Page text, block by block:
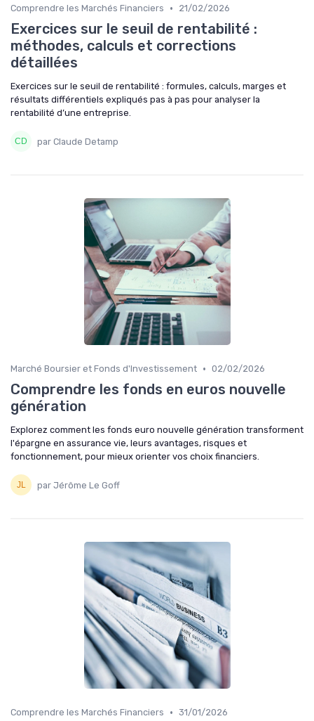
Comprendre les Marchés Financiers • 21/02/2026
Exercices sur le seuil de rentabilité :
méthodes, calculs et corrections
détaillées
Exercices sur le seuil de rentabilité : formules, calculs, marges et
résultats différentiels expliqués pas à pas pour analyser la
rentabilité d’une entreprise.
par Claude Detamp
Marché Boursier et Fonds d'Investissement • 02/02/2026
Comprendre les fonds en euros nouvelle
génération
Explorez comment les fonds euro nouvelle génération transforment
l'épargne en assurance vie, leurs avantages, risques et
fonctionnement, pour mieux orienter vos choix financiers.
par Jérôme Le Goff
Comprendre les Marchés Financiers • 31/01/2026